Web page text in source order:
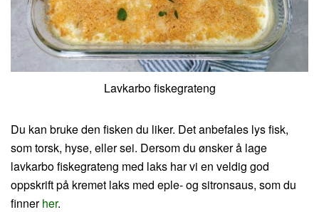
Lavkarbo fiskegrateng
Du kan bruke den fisken du liker. Det anbefales lys fisk,
som torsk, hyse, eller sei. Dersom du ønsker å lage
lavkarbo fiskegrateng med laks har vi en veldig god
oppskrift på kremet laks med eple- og sitronsaus, som du
finnerher.